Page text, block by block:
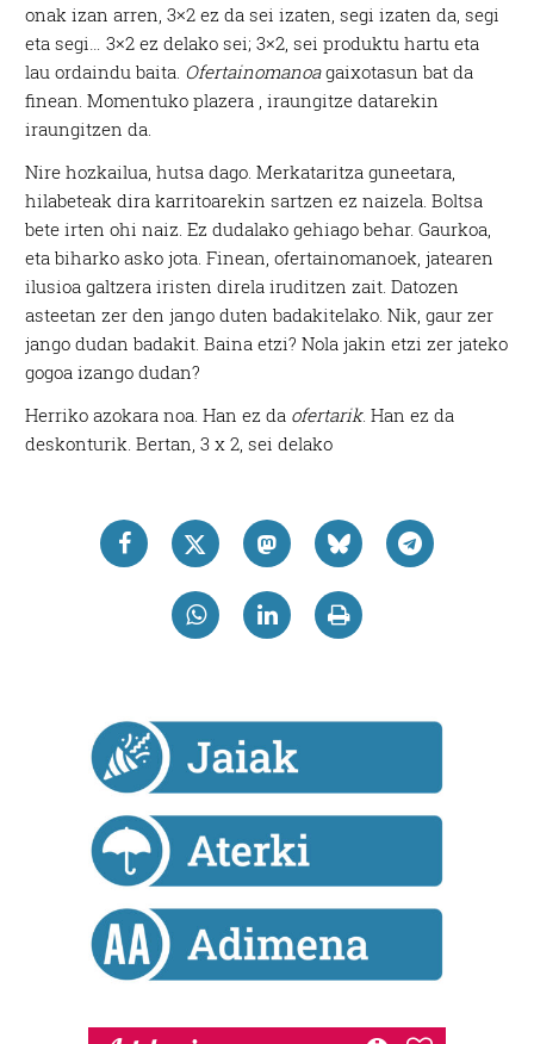
onak izan arren, 3×2 ez da sei izaten, segi izaten da, segi
eta segi… 3×2 ez delako sei; 3×2, sei produktu hartu eta
lau ordaindu baita. Ofertainomanoagaixotasun bat da
finean. Momentuko plazera , iraungitze datarekin
iraungitzen da.
Nire hozkailua, hutsa dago. Merkataritza guneetara,
hilabeteak dira karritoarekin sartzen ez naizela. Boltsa
bete irten ohi naiz. Ez dudalako gehiago behar. Gaurkoa,
eta biharko asko jota. Finean, ofertainomanoek, jatearen
ilusioa galtzera iristen direla iruditzen zait. Datozen
asteetan zer den jango duten badakitelako. Nik, gaur zer
jango dudan badakit. Baina etzi? Nola jakin etzi zer jateko
gogoa izango dudan?
Herriko azokara noa. Han ez da ofertarik. Han ez da
deskonturik. Bertan, 3 x 2, sei delako